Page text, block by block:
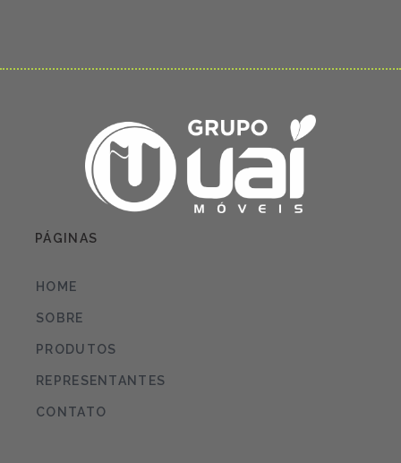
PÁGINAS
HOME
SOBRE
PRODUTOS
REPRESENTANTES
CONTATO